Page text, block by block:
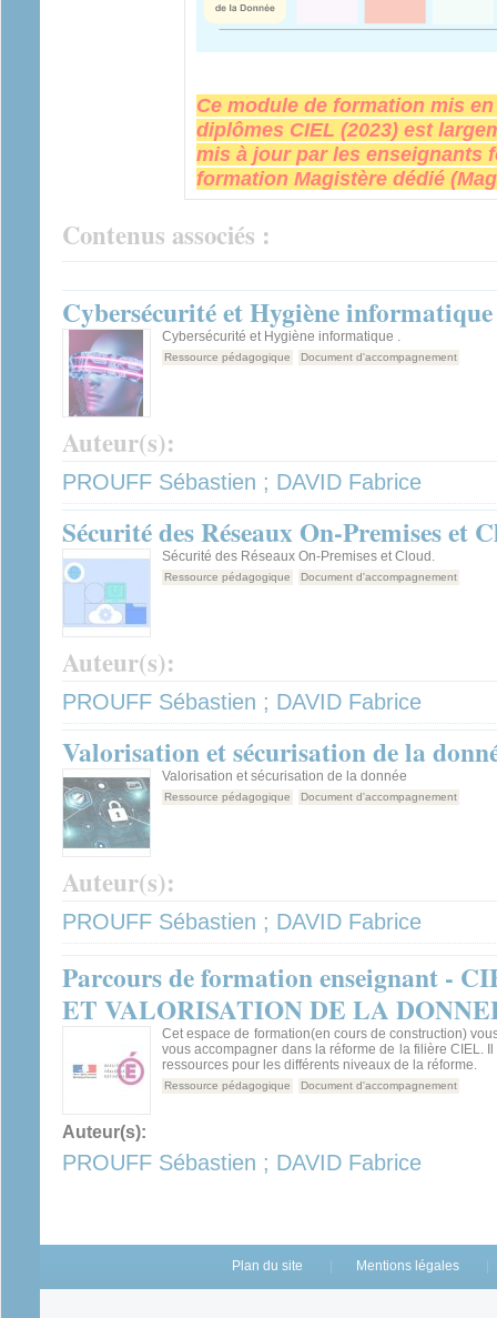
Ce module de formation mis
diplômes CIEL (2023) est
mis à jour par les enseignants
formation Magistère dédié
Contenus associés :
Cybersécurité et Hygiène
Cybersécurité et Hygiène informatique .
Ressource pédagogique Document d'accompagnement
Auteur(s):
PROUFF Sébastien ; DAVID Fabrice
Sécurité des Réseaux On-Premises et
Sécurité des Réseaux On-Premises et Cloud.
Ressource pédagogique Document d'accompagnement
Auteur(s):
PROUFF Sébastien ; DAVID Fabrice
Valorisation et sécurisation de la
Valorisation et sécurisation de la donnée
Ressource pédagogique Document d'accompagnement
Auteur(s):
PROUFF Sébastien ; DAVID Fabrice
Parcours de formation enseignant -
ET VALORISATION DE LA
Cet espace de formation(en cours de construction)
vous accompagner dans la réforme de la filière CIEL.
ressources pour les différents niveaux de la réforme.
Ressource pédagogique Document d'accompagnement
Auteur(s):
PROUFF Sébastien ; DAVID Fabrice
Plan du site Mentions légales